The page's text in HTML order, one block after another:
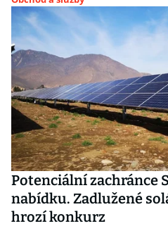
Potenciální zachránce
nabídku. Zadlužené
hrozí konkurz